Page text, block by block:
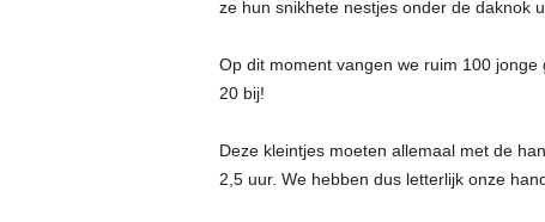
ze hun snikhete nestjes onder de daknok
Op dit moment vangen we ruim 100
20 bij!
Deze kleintjes moeten allemaal met de
2,5 uur. We hebben dus letterlijk onze